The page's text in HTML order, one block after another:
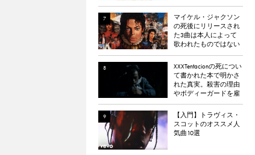
理由を探る
マイケル・ジャクソン
の死後にリリースされ
た3曲は本人によって
歌われたものではない
XXXTentacionの死につい
て書かれた本で明かさ
れた真実。殺害の理由
やボディーガードを雇
【入門】トラヴィス・
スコットのオススメ人
気曲10選